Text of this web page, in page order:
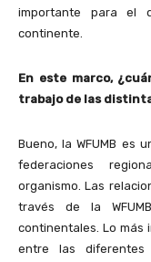
importante para el
continente.
En este marco,
trabajo de las
Bueno, la WFUMB es
federaciones
organismo. Las
través de la
continentales. Lo más
entre las diferentes